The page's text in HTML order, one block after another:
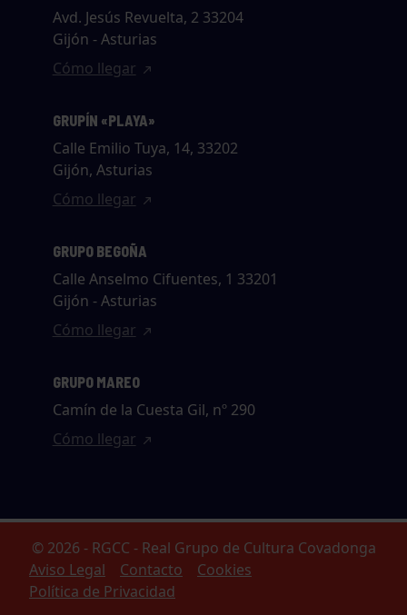
Avd. Jesús Revuelta, 2 33204
Gijón - Asturias
Cómo llegar
GRUPÍN «PLAYA»
Calle Emilio Tuya, 14, 33202
Gijón, Asturias
Cómo llegar
GRUPO BEGOÑA
Calle Anselmo Cifuentes, 1 33201
Gijón - Asturias
Cómo llegar
GRUPO MAREO
Camín de la Cuesta Gil, nº 290
Cómo llegar
© 2026 - RGCC - Real Grupo de Cultura Covadonga
Aviso Legal
Contacto
Cookies
Política de Privacidad